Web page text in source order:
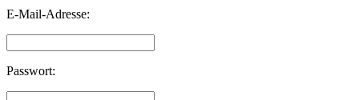
E-Mail-Adresse:
Passwort: